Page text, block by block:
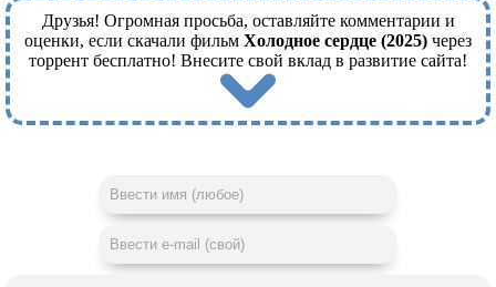
Друзья! Огромная просьба, оставляйте комментарии и
оценки, если скачали фильм Холодное сердце (2025) через
торрент бесплатно! Внесите свой вклад в развитие сайта!